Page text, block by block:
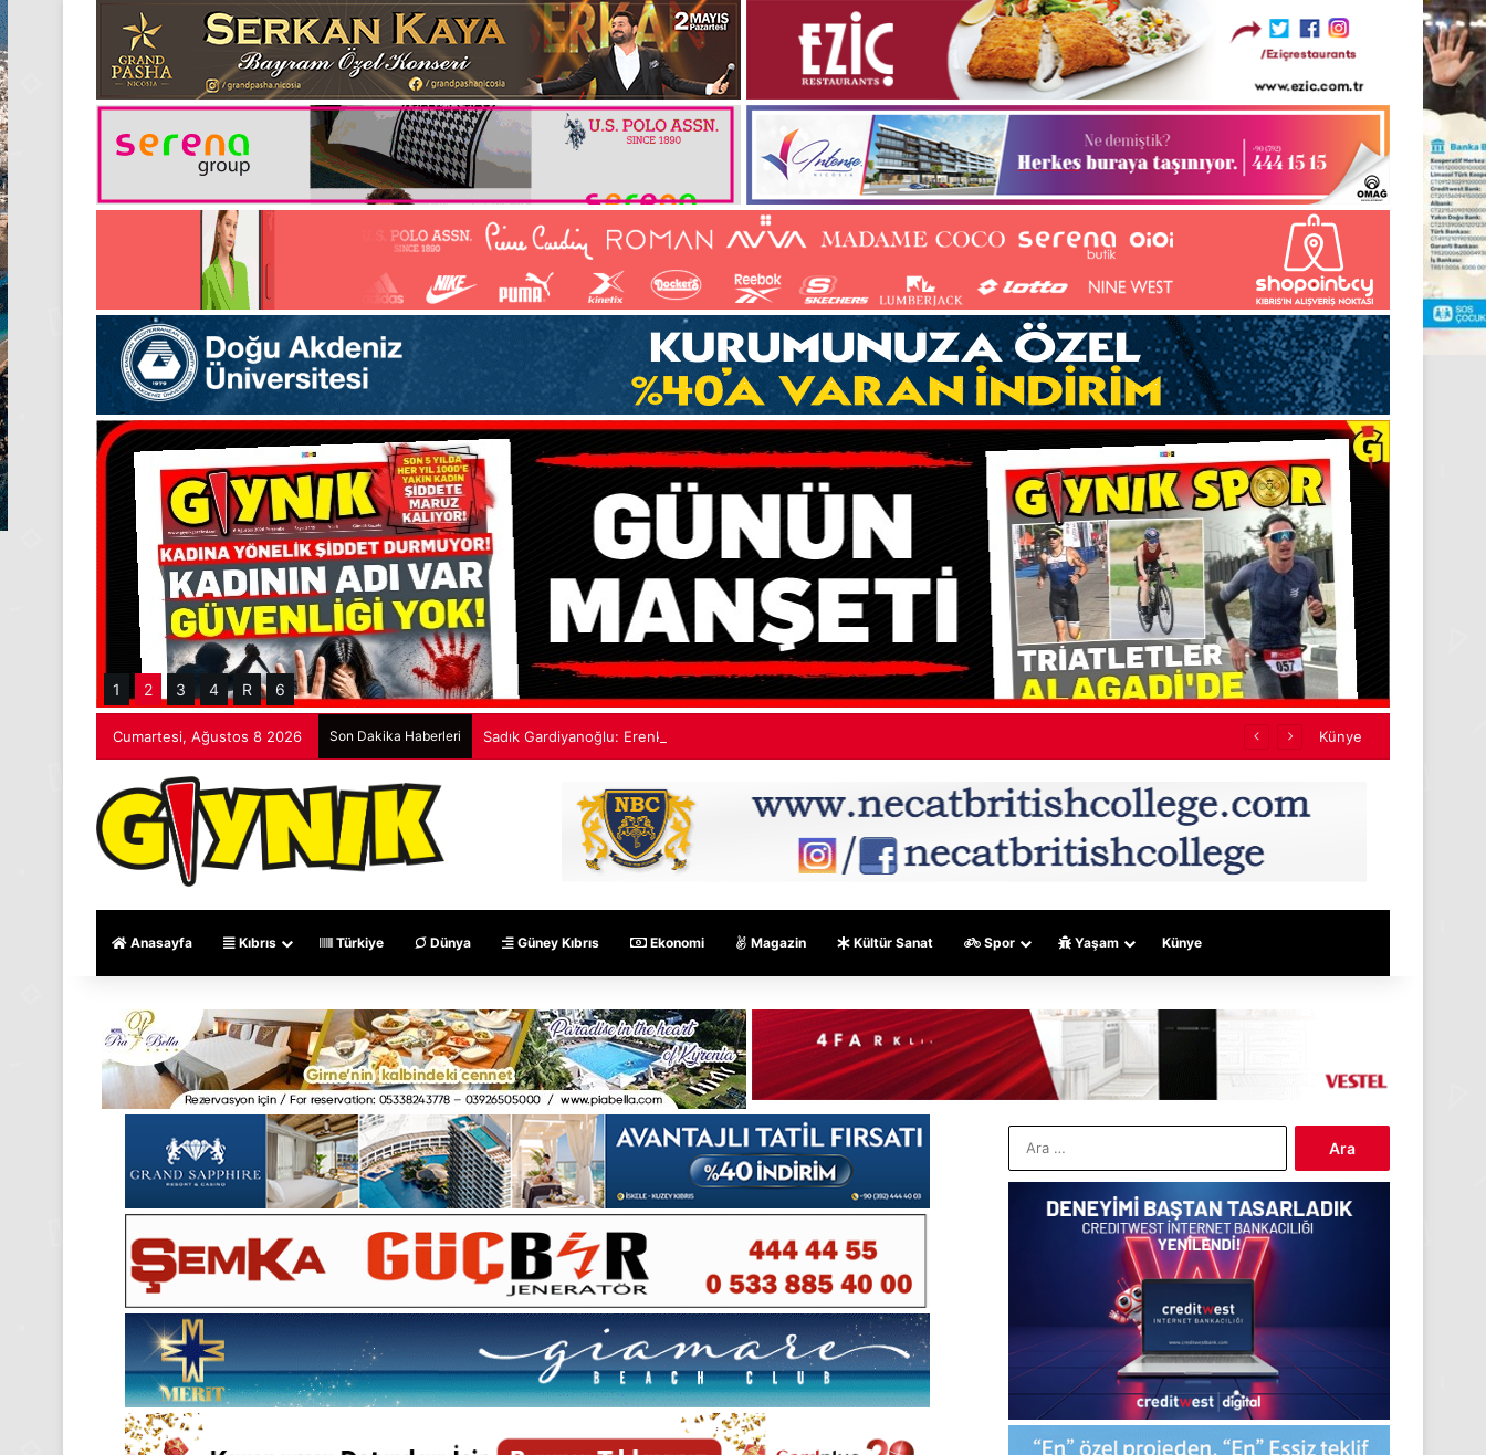
1 2 3 4 R 6
Cumartesi, Ağustos 8 2026 Son Dakika Haberleri Sadık Gardiyanoğlu: Erenköy Direnişi, varoluş mücadelemizin simgesidir Künye
Anasayfa Kıbrıs Türkiye Dünya Güney Kıbrıs Ekonomi Magazin Kültür Sanat Spor Yaşam Künye